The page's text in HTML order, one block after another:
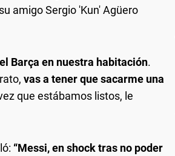
amigo Sergio 'Kun' Agüero
Barça en nuestra habitación.
vas a tener que sacarme una
que estábamos listos, le
“Messi, en shock tras no poder